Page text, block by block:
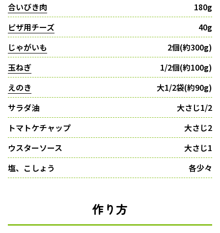
合いびき肉
180g
ピザ用チーズ
40g
じゃがいも
2個(約300g)
玉ねぎ
1/2個(約100g)
えのき
大1/2袋(約90g)
サラダ油
大さじ1/2
トマトケチャップ
大さじ2
ウスターソース
大さじ1
塩、こしょう
各少々
作り方